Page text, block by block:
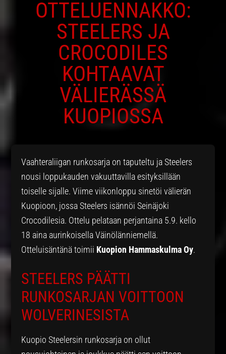
OTTELUENNAKKO:
STEELERS JA
CROCODILES
KOHTAAVAT
VÄLIERÄSSÄ
KUOPIOSSA
Vaahteraliigan runkosarja on taputeltu ja Steelers
nousi loppukauden vakuuttavilla esityksillään
toiselle sijalle. Viime viikonloppu sinetöi välierän
Kuopioon, jossa Steelers isännöi Seinäjoki
Crocodilesia. Ottelu pelataan perjantaina 5.9. kello
18 aina aurinkoisella Väinölänniemellä.
Otteluisäntänä toimii Kuopion Hammaskulma Oy.
STEELERS PÄÄTTI
RUNKOSARJAN VOITTOON
WOLVERINESISTA
Kuopio Steelersin runkosarja on ollut